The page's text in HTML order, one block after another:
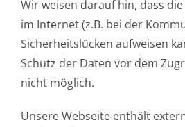
Wir weisen darauf hin, dass
im Internet (z.B. bei der
Sicherheitslücken aufweisen
Schutz der Daten vor dem
nicht möglich.
Unsere Webseite enthält